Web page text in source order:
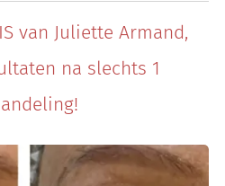
van Juliette Armand,
na slechts 1
ing!